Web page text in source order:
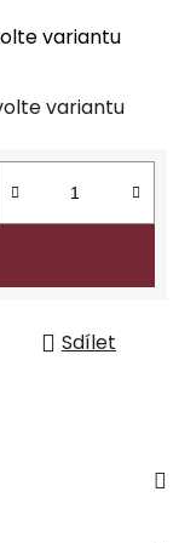
variantu
variantu
Sdílet